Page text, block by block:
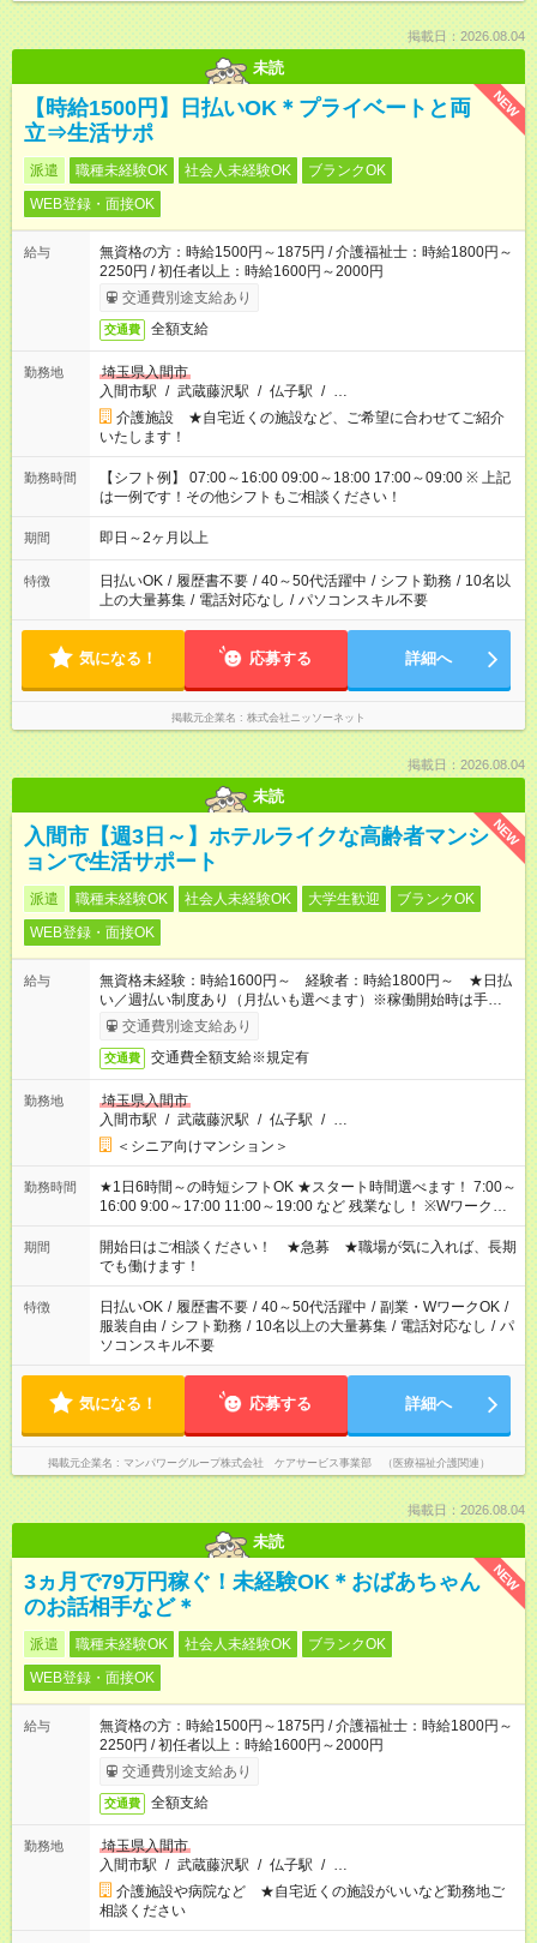
掲載日：2026.08.04
未読
NEW
【時給1500円】日払いOK＊プライベートと両
立⇒生活サポ
派遣 職種未経験OK 社会人未経験OK
ブランクOK
WEB登録・面接OK
給与
無資格の方：時給1500円～1875円 / 介護福祉士：時給1800円～
2250円 / 初任者以上：時給1600円～2000円
交通費別途支給あり
交通費 全額支給
勤務地
埼玉県入間市
入間市駅 / 武蔵藤沢駅 / 仏子駅 / …
介護施設 ★自宅近くの施設など、ご希望に合わせてご紹介
いたします！
勤務時間
【シフト例】 07:00～16:00 09:00～18:00 17:00～09:00 ※ 上記
は一例です！その他シフトもご相談ください！
期間 即日～2ヶ月以上
特徴 日払いOK / 履歴書不要 / 40～50代活躍中 / シフト勤務 / 10名以
上の大量募集 / 電話対応なし / パソコンスキル不要
気になる！ 応募する 詳細へ
掲載元企業名 株式会社ニッソーネット
掲載日：2026.08.04
未読
NEW
入間市【週3日～】ホテルライクな高齢者マンシ
ョンで生活サポート
派遣 職種未経験OK 社会人未経験OK 大学生歓迎
ブランクOK
WEB登録・面接OK
給与
無資格未経験：時給1600円～ 経験者：時給1800円～ ★日払
い／週払い制度あり（月払いも選べます）※稼働開始時は手続き
完了次第のお支払いとなります。
交通費別途支給あり
交通費 交通費全額支給※規定有
勤務地
埼玉県入間市
入間市駅 / 武蔵藤沢駅 / 仏子駅 / …
＜シニア向けマンション＞
勤務時間
★1日6時間～の時短シフトOK ★スタート時間選べます！ 7:00～
16:00 9:00～17:00 11:00～19:00 など 残業なし！ ※Wワークの
場合、他のお仕事と合わせ週40時間超の就業はご案内できませ
ん ※法令に基づき、週20時間以上勤務は社会保険への加入対象
となります ※労働者派遣法（日雇い派遣の原則禁止）により、
短時間・短期間の就業はご案内が難しい場合があります
期間
開始日はご相談ください！ ★急募 ★職場が気に入れば、長期
でも働けます！
特徴 日払いOK / 履歴書不要 / 40～50代活躍中 / 副業・WワークOK /
服装自由 / シフト勤務 / 10名以上の大量募集 / 電話対応なし / パ
ソコンスキル不要
気になる！ 応募する 詳細へ
掲載元企業名 マンパワーグループ株式会社 ケアサービス事業部 （医療福祉介護関連）
掲載日：2026.08.04
未読
NEW
3ヵ月で79万円稼ぐ！未経験OK＊おばあちゃん
のお話相手など＊
派遣 職種未経験OK 社会人未経験OK
ブランクOK
WEB登録・面接OK
給与
無資格の方：時給1500円～1875円 / 介護福祉士：時給1800円～
2250円 / 初任者以上：時給1600円～2000円
交通費別途支給あり
交通費 全額支給
勤務地
埼玉県入間市
入間市駅 / 武蔵藤沢駅 / 仏子駅 / …
介護施設や病院など ★自宅近くの施設がいいなど勤務地ご
相談ください